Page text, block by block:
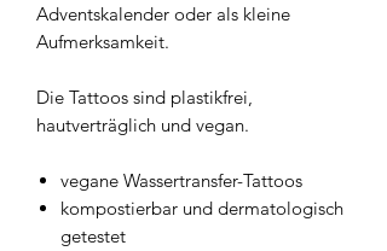
Adventskalender oder als kleine
Aufmerksamkeit.
Die Tattoos sind plastikfrei,
hautverträglich und vegan.
vegane Wassertransfer-Tattoos
kompostierbar und dermatologisch
getestet